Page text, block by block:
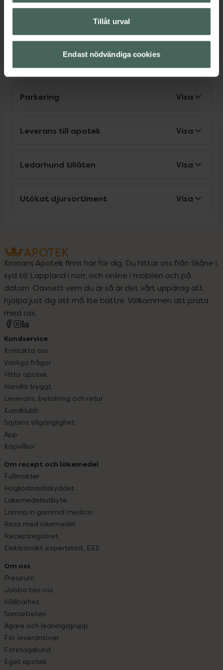
Tillåt urval
Endast nödvändiga cookies
Parkering Visa
Leverans till apotek Visa
Ledarhund tillåten Visa
Utökat djursortiment Visa
Kronans Apotek finns här för dig. Du hittar oss från Skåne i
syd till Lappland i norr, och online i mobilen och på
datorn. Oavsett vem du är så är det vårt uppdrag att
hjälpa just dig att må lite bättre. Välkommen att prata
med oss.
Kundservice
Kontakta oss
Vanliga frågor
Hitta apotek
Handla tryggt
Leverans, betalning och retur
Kundklubb
Sajtens tillgänglighet
App
Köpvillkor
Om recept och läkemedel
Fullmakter
Högkostnadsskyddet
Läkemedelsutbyte
Lämna in gammal medicin
Resa med läkemedel
Receptregistret
Elektroniskt expertstöd, EES
Om oss
Pressrum
Jobba hos oss
Hållbarhet
Samarbeten
Ägare och ledningsgrupp
För leverantörer
Företagskund
Eget apotek